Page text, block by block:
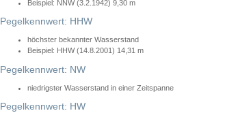
Beispiel: NNW (3.2.1942) 9,30 m
Pegelkennwert: HHW
höchster bekannter Wasserstand
Beispiel: HHW (14.8.2001) 14,31 m
Pegelkennwert: NW
niedrigster Wasserstand in einer Zeitspanne
Pegelkennwert: HW